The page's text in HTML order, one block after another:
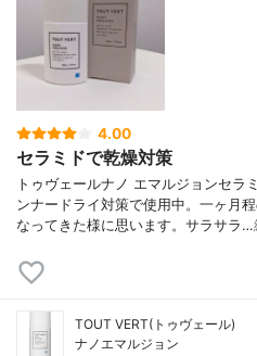
4.00
セラミドで乾燥対策
トゥヴェールナノ エマルジョンセラ
ンナードライ対策で使用中。一ヶ月
なってきた様に思います。サラサラ…
TOUT VERT(トゥヴェール)
ナノエマルジョン